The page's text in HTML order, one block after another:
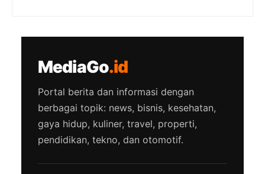
MediaGo.id
Portal berita dan informasi dengan
berbagai topik: news, bisnis, kesehatan,
gaya hidup, kuliner, travel, properti,
pendidikan, tekno, dan otomotif.